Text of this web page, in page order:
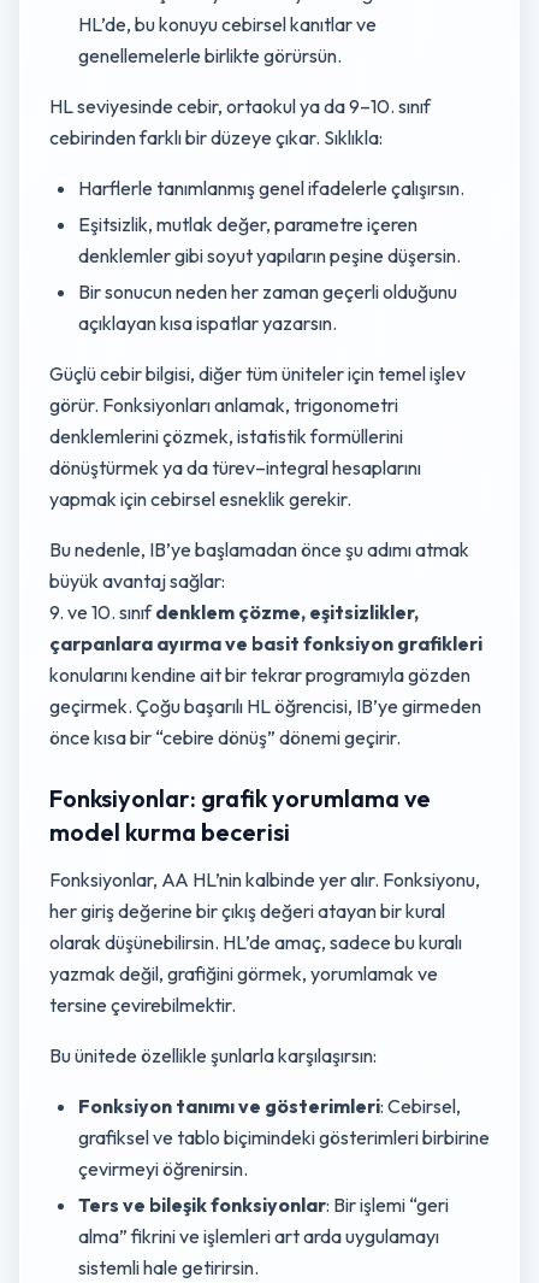
HL’de, bu konuyu cebirsel kanıtlar ve
genellemelerle birlikte görürsün.
HL seviyesinde cebir, ortaokul ya da 9–10. sınıf
cebirinden farklı bir düzeye çıkar. Sıklıkla:
Harflerle tanımlanmış genel ifadelerle çalışırsın.
Eşitsizlik, mutlak değer, parametre içeren
denklemler gibi soyut yapıların peşine düşersin.
Bir sonucun neden her zaman geçerli olduğunu
açıklayan kısa ispatlar yazarsın.
Güçlü cebir bilgisi, diğer tüm üniteler için temel işlev
görür. Fonksiyonları anlamak, trigonometri
denklemlerini çözmek, istatistik formüllerini
dönüştürmek ya da türev–integral hesaplarını
yapmak için cebirsel esneklik gerekir.
Bu nedenle, IB’ye başlamadan önce şu adımı atmak
büyük avantaj sağlar:
9. ve 10. sınıfdenklem çözme, eşitsizlikler,
çarpanlara ayırma ve basit fonksiyon grafikleri
konularını kendine ait bir tekrar programıyla gözden
geçirmek. Çoğu başarılı HL öğrencisi, IB’ye girmeden
önce kısa bir “cebire dönüş” dönemi geçirir.
Fonksiyonlar: grafik yorumlama ve
model kurma becerisi
Fonksiyonlar, AA HL’nin kalbinde yer alır. Fonksiyonu,
her giriş değerine bir çıkış değeri atayan bir kural
olarak düşünebilirsin. HL’de amaç, sadece bu kuralı
yazmak değil, grafiğini görmek, yorumlamak ve
tersine çevirebilmektir.
Bu ünitede özellikle şunlarla karşılaşırsın:
Fonksiyon tanımı ve gösterimleri: Cebirsel,
grafiksel ve tablo biçimindeki gösterimleri birbirine
çevirmeyi öğrenirsin.
Ters ve bileşik fonksiyonlar: Bir işlemi “geri
alma” fikrini ve işlemleri art arda uygulamayı
sistemli hale getirirsin.